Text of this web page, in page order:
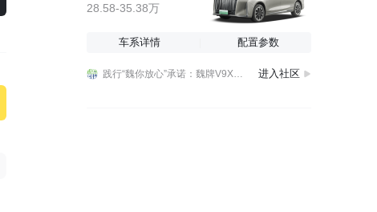
28.58-35.38万
车系详情 配置参数
践行“魏你放心”承诺：魏牌V9X首次OTA即将推送
没有停产计划 魏牌计划于四季度推出蓝山全新产品
进入社区